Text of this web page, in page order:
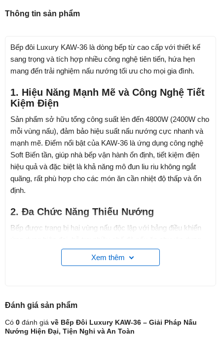
Thông tin sản phẩm
Bếp đôi Luxury KAW-36 là dòng bếp từ cao cấp với thiết kế
sang trọng và tích hợp nhiều công nghệ tiên tiến, hứa hẹn
mang đến trải nghiệm nấu nướng tối ưu cho mọi gia đình.
1. Hiệu Năng Mạnh Mẽ và Công Nghệ Tiết
Kiệm Điện
Sản phẩm sở hữu tổng công suất lên đến 4800W (2400W cho
mỗi vùng nấu), đảm bảo hiệu suất nấu nướng cực nhanh và
mạnh mẽ. Điểm nổi bật của KAW-36 là ứng dụng công nghệ
Soft Biến tần, giúp nhà bếp vận hành ổn định, tiết kiệm điện
hiệu quả và đặc biệt là khả năng mô đun liu riu không ngắt
quãng, rất phù hợp cho các món ăn cần nhiệt độ thấp và ổn
định.
2. Đa Chức Năng Thiếu Nướng
Bếp được trang bị hai vùng nấu độc lập với bảng điều khiển
nhanh chóng.
Chức năng Booster (PowerBoost): Đẩy công suất
Xem thêm
Đánh giá sản phẩm
Có 0 đánh giá về Bếp Đôi Luxury KAW-36 – Giải Pháp Nấu
Nướng Hiện Đại, Tiện Nghi và An Toàn